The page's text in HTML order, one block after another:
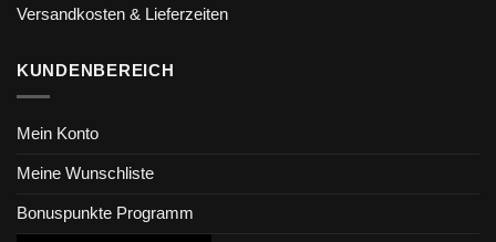
Versandkosten & Lieferzeiten
KUNDENBEREICH
Mein Konto
Meine Wunschliste
Bonuspunkte Programm